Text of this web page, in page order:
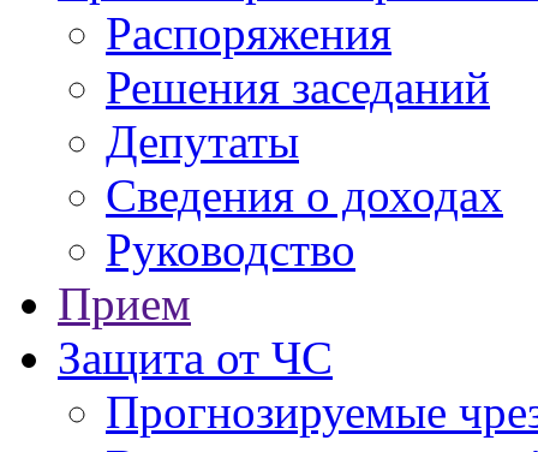
Распоряжения
Решения заседаний
Депутаты
Сведения о доходах
Руководство
Прием
Защита от ЧС
Прогнозируемые